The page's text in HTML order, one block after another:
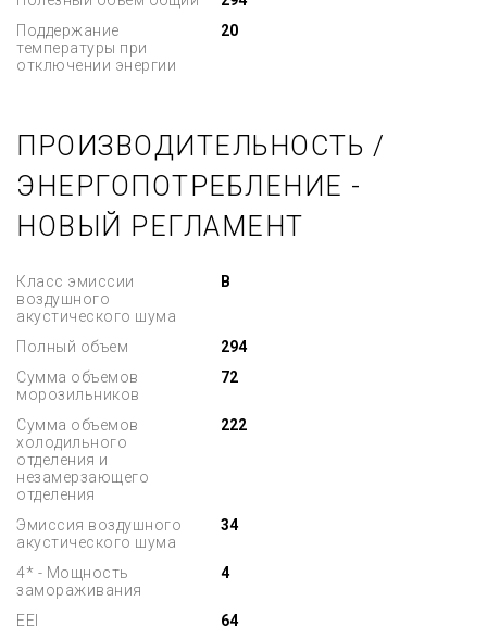
Поддержание
температуры при
отключении энергии
20
ПРОИЗВОДИТЕЛЬНОСТЬ /
ЭНЕРГОПОТРЕБЛЕНИЕ -
НОВЫЙ РЕГЛАМЕНТ
Класс эмиссии
воздушного
акустического шума
B
Полный объем
294
Сумма объемов
морозильников
72
Сумма объемов
холодильного
отделения и
незамерзающего
отделения
222
Эмиссия воздушного
акустического шума
34
4* - Мощность
замораживания
4
EEI 64